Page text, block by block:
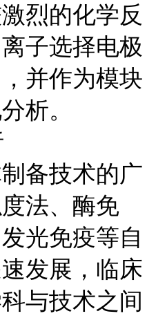
烈的化学反
子选择电极
并作为模块
析。
备技术的广
法、酶免
光免疫等自
发展，临床
与技术之间